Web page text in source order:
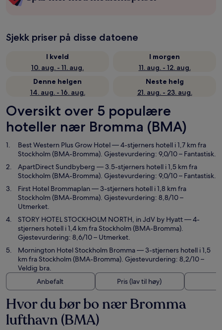
Sjekk priser på disse datoene
I kveld
10. aug. - 11. aug.
I morgen
11. aug. - 12. aug.
Denne helgen
14. aug. - 16. aug.
Neste helg
21. aug. - 23. aug.
Oversikt over 5 populære
hoteller nær Bromma (BMA)
Best Western Plus Grow Hotel— 4-stjerners hotell i 1,7 km fra
Stockholm (BMA-Bromma). Gjestevurdering: 9,0/10 – Fantastisk.
ApartDirect Sundbyberg — 3.5-stjerners hotell i 1,5 km fra
Stockholm (BMA-Bromma). Gjestevurdering: 9,0/10 – Fantastisk.
First Hotel Brommaplan— 3-stjerners hotell i 1,8 km fra
Stockholm (BMA-Bromma). Gjestevurdering: 8,8/10 –
Utmerket.
STORY HOTEL STOCKHOLM NORTH, in JdV by Hyatt— 4-
stjerners hotell i 1,4 km fra Stockholm (BMA-Bromma).
Gjestevurdering: 8,6/10 – Utmerket.
Mornington Hotel Stockholm Bromma— 3-stjerners hotell i 1,5
km fra Stockholm (BMA-Bromma). Gjestevurdering: 8,2/10 –
Veldig bra.
Anbefalt
Pris (lav til høy)
Hvor du bør bo nær Bromma
lufthavn (BMA)